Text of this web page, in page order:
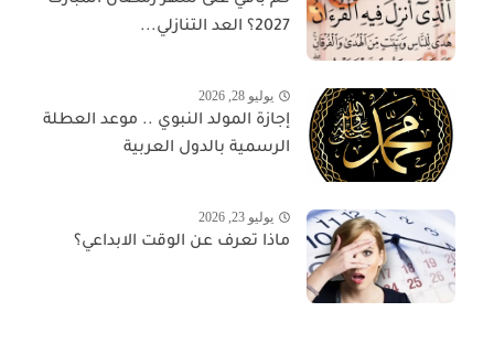
2027؟ العد التنازلي...
يوليو 28, 2026
إجازة المولد النبوي .. موعد العطلة
الرسمية بالدول العربية
يوليو 23, 2026
ماذا تعرف عن الوقت الابداعي؟